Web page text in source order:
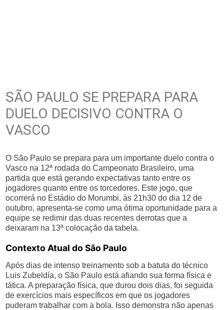
SÃO PAULO SE PREPARA PARA
DUELO DECISIVO CONTRA O
VASCO
O São Paulo se prepara para um importante duelo contra o
Vasco na 12ª rodada do Campeonato Brasileiro, uma
partida que está gerando expectativas tanto entre os
jogadores quanto entre os torcedores. Este jogo, que
ocorrerá no Estádio do Morumbi, às 21h30 do dia 12 de
outubro, apresenta-se como uma ótima oportunidade para a
equipe se redimir das duas recentes derrotas que a
deixaram na 13ª colocação da tabela.
Contexto Atual do São Paulo
Após dias de intenso treinamento sob a batuta do técnico
Luis Zubeldía, o São Paulo está afiando sua forma física e
tática. A preparação física, que durou dois dias, foi seguida
de exercícios mais específicos em que os jogadores
puderam trabalhar com a bola. Isso demonstra não apenas